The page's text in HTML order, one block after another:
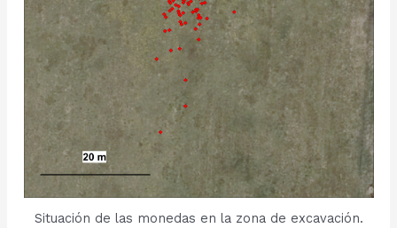
Situación de las monedas en la zona de excavación.